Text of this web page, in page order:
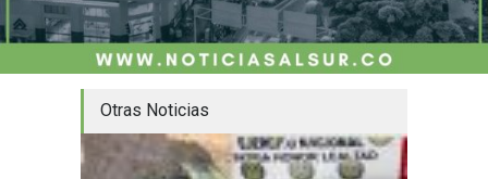
Otras Noticias